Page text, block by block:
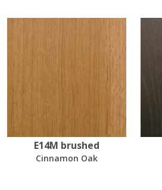
E14M brushed
Cinnamon Oak